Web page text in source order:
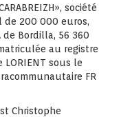
société
de 200 000 euros,
Bordilla, 56 360
au registre
sous le
FR
Christophe